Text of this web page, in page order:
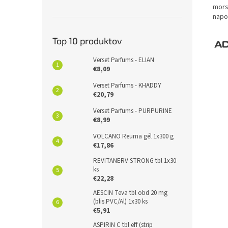
Top 10 produktov
Verset Parfums - ELIAN
€8,09
Verset Parfums - KHADDY
€20,79
Verset Parfums - PURPURINE
€8,99
VOLCANO Reuma gél 1x300 g
€17,86
REVITANERV STRONG tbl 1x30
ks
€22,28
AESCIN Teva tbl obd 20 mg
(blis.PVC/Al) 1x30 ks
€5,91
ASPIRIN C tbl eff (strip